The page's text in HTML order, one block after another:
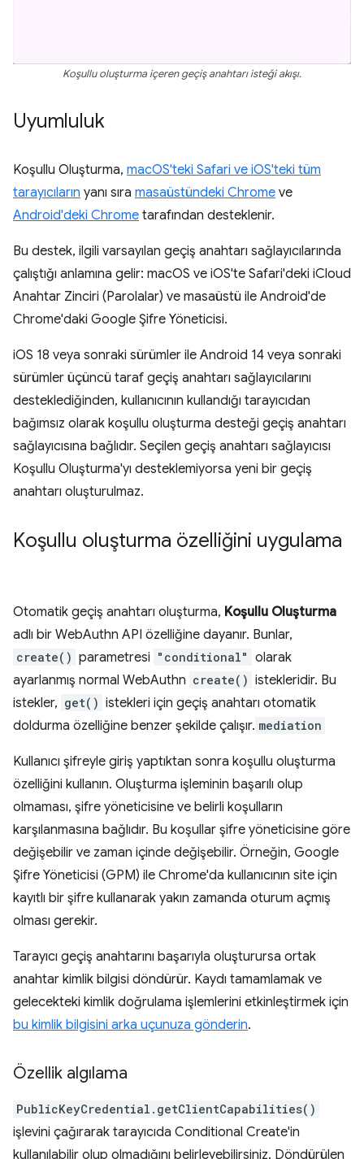
Koşullu oluşturma içeren geçiş anahtarı isteği akışı.
Uyumluluk
Koşullu Oluşturma, macOS'teki Safari ve iOS'teki tüm
tarayıcıların yanı sıra masaüstündeki Chrome ve
Android'deki Chrome tarafından desteklenir.
Bu destek, ilgili varsayılan geçiş anahtarı sağlayıcılarında
çalıştığı anlamına gelir: macOS ve iOS'te Safari'deki iCloud
Anahtar Zinciri (Parolalar) ve masaüstü ile Android'de
Chrome'daki Google Şifre Yöneticisi.
iOS 18 veya sonraki sürümler ile Android 14 veya sonraki
sürümler üçüncü taraf geçiş anahtarı sağlayıcılarını
desteklediğinden, kullanıcının kullandığı tarayıcıdan
bağımsız olarak koşullu oluşturma desteği geçiş anahtarı
sağlayıcısına bağlıdır. Seçilen geçiş anahtarı sağlayıcısı
Koşullu Oluşturma'yı desteklemiyorsa yeni bir geçiş
anahtarı oluşturulmaz.
Koşullu oluşturma özelliğini uygulama
Otomatik geçiş anahtarı oluşturma, Koşullu Oluşturma
adlı bir WebAuthn API özelliğine dayanır. Bunlar,
create() parametresi "conditional" olarak
ayarlanmış normal WebAuthn create() istekleridir. Bu
istekler, get() istekleri için geçiş anahtarı otomatik
doldurma özelliğine benzer şekilde çalışır. mediation
Kullanıcı şifreyle giriş yaptıktan sonra koşullu oluşturma
özelliğini kullanın. Oluşturma işleminin başarılı olup
olmaması, şifre yöneticisine ve belirli koşulların
karşılanmasına bağlıdır. Bu koşullar şifre yöneticisine göre
değişebilir ve zaman içinde değişebilir. Örneğin, Google
Şifre Yöneticisi (GPM) ile Chrome'da kullanıcının site için
kayıtlı bir şifre kullanarak yakın zamanda oturum açmış
olması gerekir.
Tarayıcı geçiş anahtarını başarıyla oluşturursa ortak
anahtar kimlik bilgisi döndürür. Kaydı tamamlamak ve
gelecekteki kimlik doğrulama işlemlerini etkinleştirmek için
bu kimlik bilgisini arka uçunuza gönderin.
Özellik algılama
PublicKeyCredential.getClientCapabilities()
işlevini çağırarak tarayıcıda Conditional Create'in
kullanılabilir olup olmadığını belirleyebilirsiniz. Döndürülen